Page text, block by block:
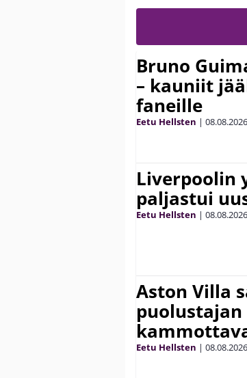
Bruno
– kauniit
faneille
Eetu Hellsten | 08.08.2026
Liverpoolin
paljastui
Eetu Hellsten | 08.08.2026
Aston Villa
Eetu Hellsten | 08.08.2026